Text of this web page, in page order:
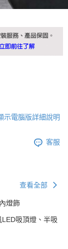
示電腦版詳細說明
客服
查看全部
燈飾
吸頂燈、半吸